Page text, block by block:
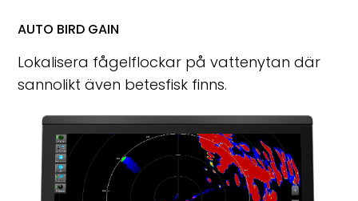
AUTO BIRD GAIN
Lokalisera fågelflockar på vattenytan där
sannolikt även betesfisk finns.